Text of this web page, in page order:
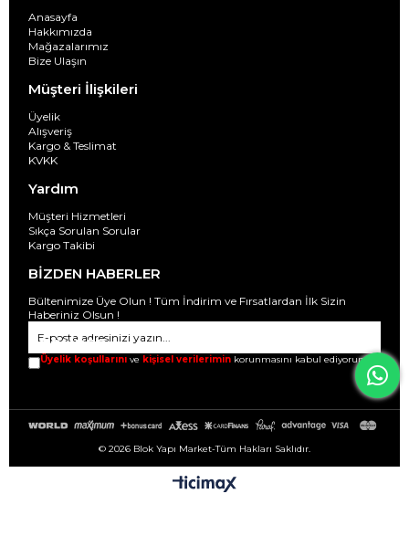
Anasayfa
Hakkımızda
Mağazalarımız
Bize Ulaşın
Müşteri İlişkileri
Üyelik
Alışveriş
Kargo & Teslimat
KVKK
Yardım
Müşteri Hizmetleri
Sıkça Sorulan Sorular
Kargo Takibi
BİZDEN HABERLER
Bültenimize Üye Olun ! Tüm İndirim ve Fırsatlardan İlk Sizin
Haberiniz Olsun !
GÖNDER
Üyelik koşullarını ve kişisel verilerimin korunmasını kabul ediyorum.
© 2026 Blok Yapı Market-Tüm Hakları Saklıdır.